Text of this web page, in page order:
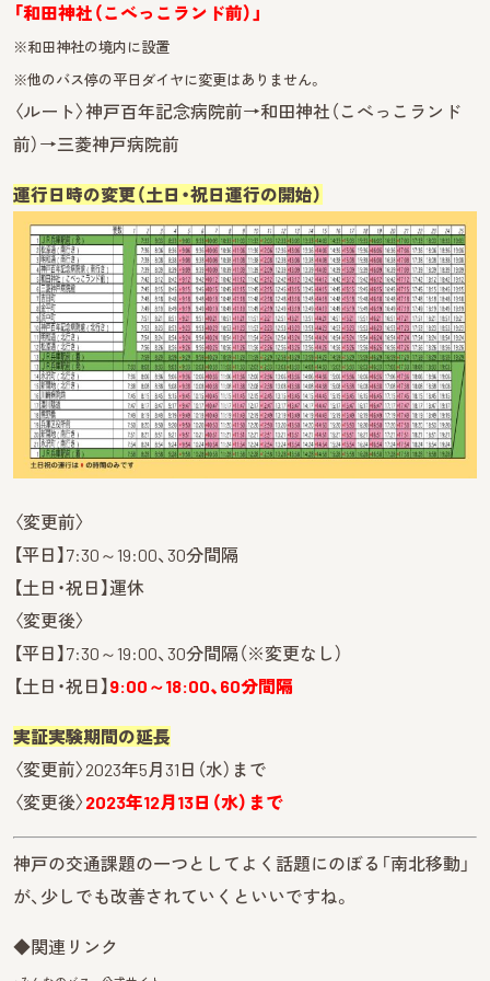
「和田神社（こべっこランド前）」
※和田神社の境内に設置
※他のバス停の平日ダイヤに変更はありません。
〈ルート〉神戸百年記念病院前→和田神社（こべっこランド
前）→三菱神戸病院前
運行日時の変更（土日・祝日運行の開始）
〈変更前〉
【平日】7:30～19:00、30分間隔
【土日・祝日】運休
〈変更後〉
【平日】7:30～19:00、30分間隔（※変更なし）
【土日・祝日】 9:00～18:00、60分間隔
実証実験期間の延長
〈変更前〉2023年5月31日（水）まで
〈変更後〉 2023年12月13日（水）まで
神戸の交通課題の一つとしてよく話題にのぼる「南北移動」
が、少しでも改善されていくといいですね。
◆関連リンク